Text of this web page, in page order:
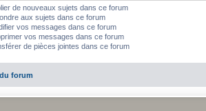
de nouveaux sujets dans ce forum
aux sujets dans ce forum
vos messages dans ce forum
vos messages dans ce forum
de pièces jointes dans ce forum
forum